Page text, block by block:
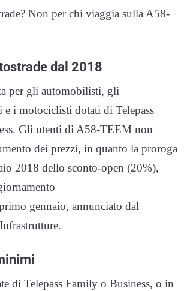
Non per chi viaggia sulla A58-
dal 2018
per gli automobilisti, gli
e i motociclisti dotati di Telepass
Gli utenti di A58-TEEM non
dei prezzi, in quanto la proroga
2018 dello sconto-open (20%),
gennaio, annunciato dal
di Telepass Family o Business, o in